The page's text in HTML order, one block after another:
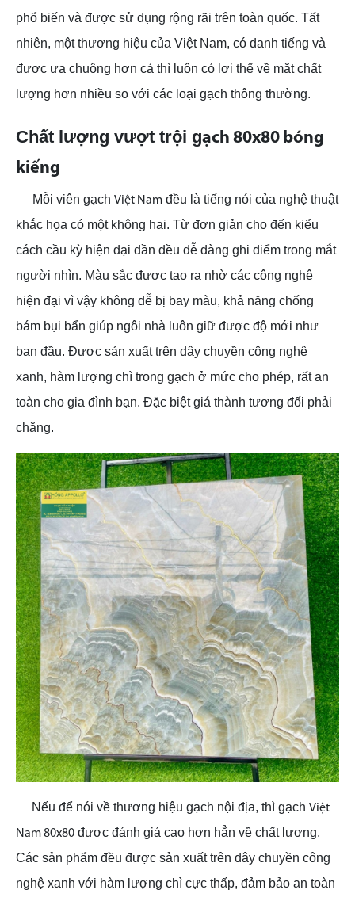
phổ biến và được sử dụng rộng rãi trên toàn quốc. Tất
nhiên, một thương hiệu của Việt Nam, có danh tiếng và
được ưa chuộng hơn cả thì luôn có lợi thế về mặt chất
lượng hơn nhiều so với các loại gạch thông thường.
Chất lượng vượt trội gạch 80x80 bóng
kiếng
Mỗi viên gạch Việt Nam đều là tiếng nói của nghệ thuật
khắc họa có một không hai. Từ đơn giản cho đến kiểu
cách cầu kỳ hiện đại dần đều dễ dàng ghi điểm trong mắt
người nhìn. Màu sắc được tạo ra nhờ các công nghệ
hiện đại vì vậy không dễ bị bay màu, khả năng chống
bám bụi bẩn giúp ngôi nhà luôn giữ được độ mới như
ban đầu. Được sản xuất trên dây chuyền công nghệ
xanh, hàm lượng chì trong gạch ở mức cho phép, rất an
toàn cho gia đình bạn. Đặc biệt giá thành tương đối phải
chăng.
Nếu để nói về thương hiệu gạch nội địa, thì gạch Việt
Nam 80x80 được đánh giá cao hơn hẳn về chất lượng.
Các sản phẩm đều được sản xuất trên dây chuyền công
nghệ xanh với hàm lượng chì cực thấp, đảm bảo an toàn